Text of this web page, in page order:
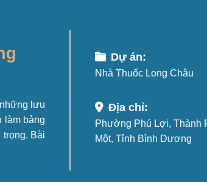
lưu
làm bảng
trọng. Bài
Dự án:
Nhà Thuốc Long Châu
Địa chỉ:
Phường Phú Lợi, Thành
Một, Tỉnh Bình Dương